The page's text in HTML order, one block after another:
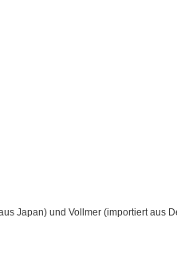
Japan) und Vollmer (importiert aus